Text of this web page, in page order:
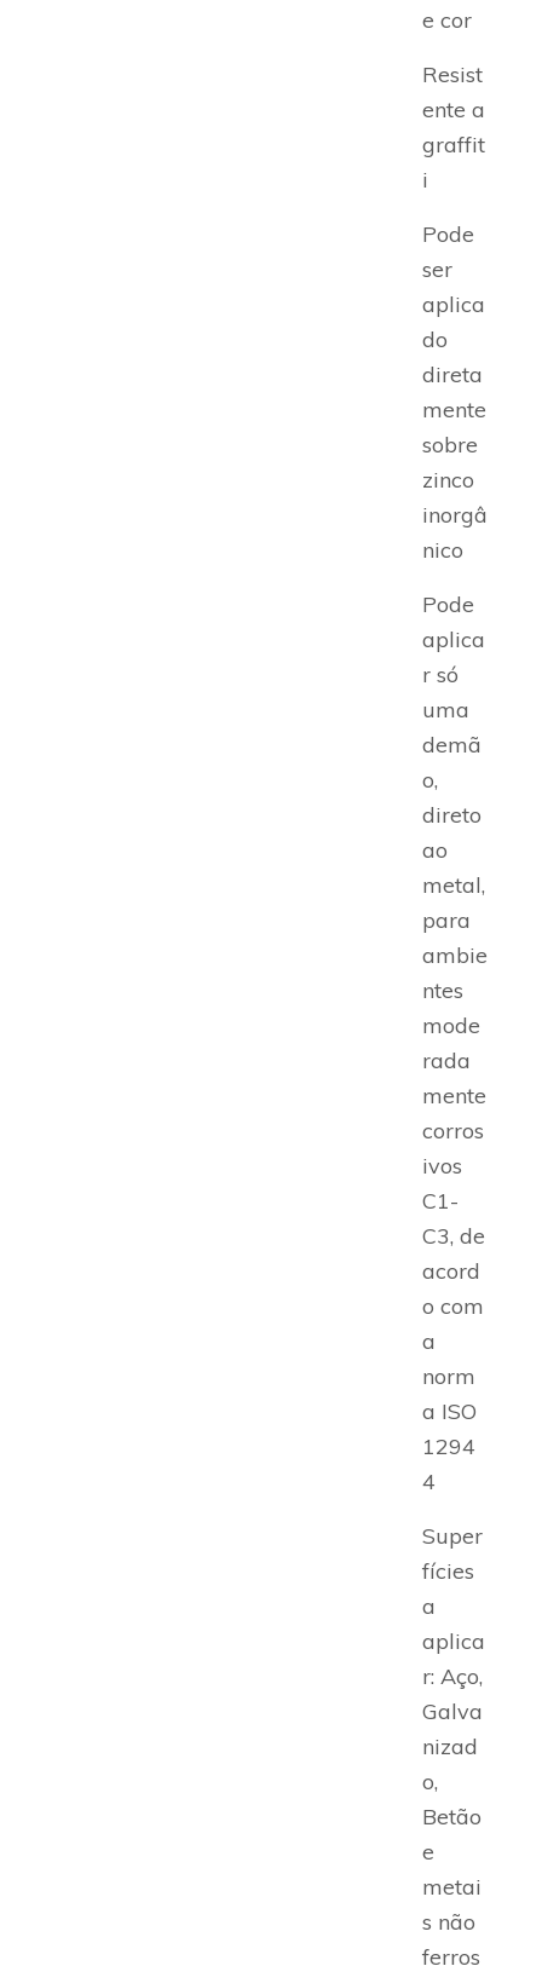
e cor
Resist
ente a
graffit
i
Pode
ser
aplica
do
direta
mente
sobre
zinco
inorgâ
nico
Pode
aplica
r só
uma
demã
o,
direto
ao
metal,
para
ambie
ntes
mode
rada
mente
corros
ivos
C1-
C3, de
acord
o com
a
norm
a ISO
1294
4
Super
fícies
a
aplica
r: Aço,
Galva
nizad
o,
Betão
e
metai
s não
ferros